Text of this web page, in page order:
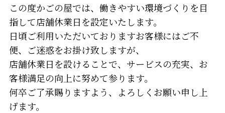
この度かごの屋では、働きやすい環境づくりを目
指して店舗休業日を設定いたします。
日頃ご利用いただいておりますお客様にはご不
便、ご迷惑をお掛け致しますが、
店舗休業日を設けることで、サービスの充実、お
客様満足の向上に努めて参ります。
何卒ご了承賜りますよう、よろしくお願い申し上
げます。